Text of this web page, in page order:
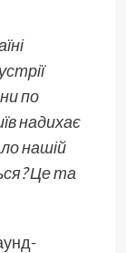
по
надихає
нашій
Це та